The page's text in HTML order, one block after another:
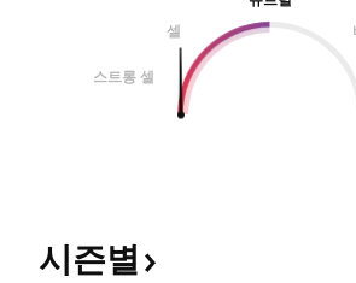
셀
스트롱 셀
시즌별